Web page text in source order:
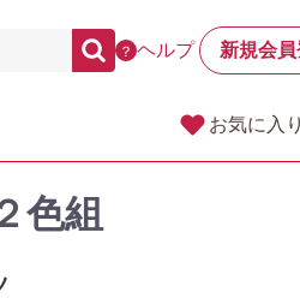
？ ヘルプ 新規会
お気に入り
色組